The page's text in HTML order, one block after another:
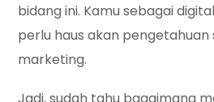
bidang ini. Kamu sebagai
perlu haus akan
marketing.
Jadi, sudah tahu bagaimana